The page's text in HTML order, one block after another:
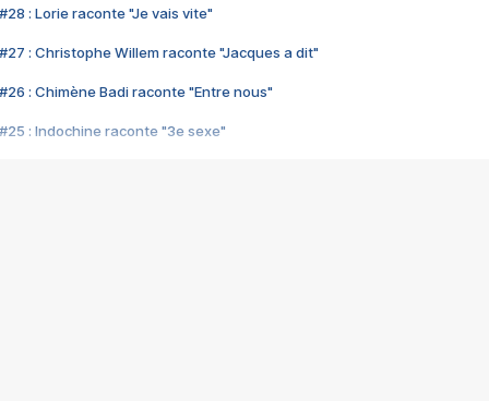
#28 : Lorie raconte "Je vais vite"
#27 : Christophe Willem raconte "Jacques a dit"
#26 : Chimène Badi raconte "Entre nous"
#25 : Indochine raconte "3e sexe"